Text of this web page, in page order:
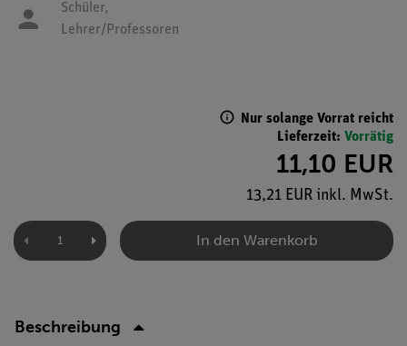
Schüler,
Lehrer/Professoren
Nur solange Vorrat reicht
Lieferzeit: Vorrätig
11,10 EUR
13,21 EUR inkl. MwSt.
In den Warenkorb
Beschreibung